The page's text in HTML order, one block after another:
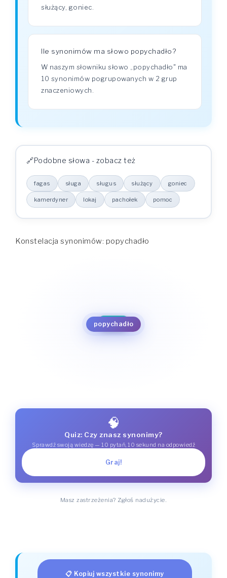
służący, goniec.
Ile synonimów ma słowo popychadło?
W naszym słowniku słowo „popychadło" ma
10 synonimów pogrupowanych w 2 grup
znaczeniowych.
Podobne słowa - zobacz też
fagas sługa sługus służący goniec
kamerdyner lokaj pachołek pomoc
Konstelacja synonimów: popychadło
popychadło
fagas
sługa
sługus
służący
goniec
kamerdyner
lokaj
pachołek
pomoc
🧠
Quiz: Czy znasz synonimy?
Sprawdź swoją wiedzę — 10 pytań, 10 sekund na odpowiedź
Graj!
Masz zastrzeżenia? Zgłoś nadużycie.
📋 Kopiuj wszystkie synonimy